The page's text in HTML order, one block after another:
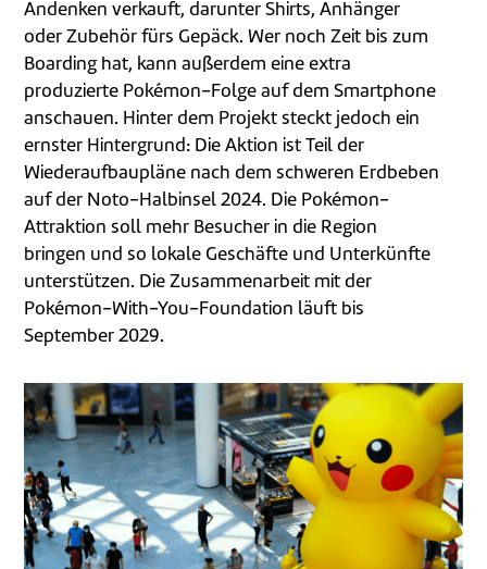
Andenken verkauft, darunter Shirts, Anhänger
oder Zubehör fürs Gepäck. Wer noch Zeit bis zum
Boarding hat, kann außerdem eine extra
produzierte Pokémon-Folge auf dem Smartphone
anschauen. Hinter dem Projekt steckt jedoch ein
ernster Hintergrund: Die Aktion ist Teil der
Wiederaufbaupläne nach dem schweren Erdbeben
auf der Noto-Halbinsel 2024. Die Pokémon-
Attraktion soll mehr Besucher in die Region
bringen und so lokale Geschäfte und Unterkünfte
unterstützen. Die Zusammenarbeit mit der
Pokémon-With-You-Foundation läuft bis
September 2029.